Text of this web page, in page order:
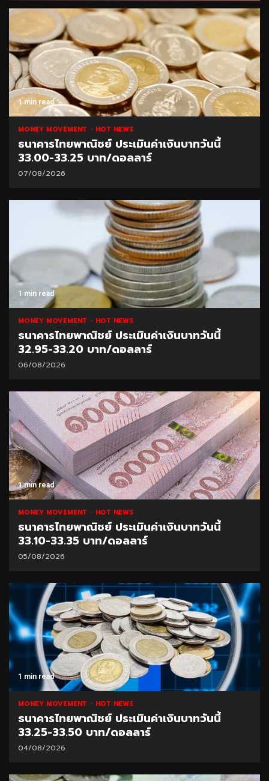
1 min read
MONEY MOVEMENT HOT NEWS
ธนาคารไทยพาณิชย์ ประเมินค่าเงินบาทวันนี้
33.00-33.25 บาท/ดอลลาร์
07/08/2026
1 min read
MONEY MOVEMENT HOT NEWS
ธนาคารไทยพาณิชย์ ประเมินค่าเงินบาทวันนี้
32.95-33.20 บาท/ดอลลาร์
06/08/2026
1 min read
MONEY MOVEMENT HOT NEWS
ธนาคารไทยพาณิชย์ ประเมินค่าเงินบาทวันนี้
33.10-33.35 บาท/ดอลลาร์
05/08/2026
1 min read
MONEY MOVEMENT HOT NEWS
ธนาคารไทยพาณิชย์ ประเมินค่าเงินบาทวันนี้
33.25-33.50 บาท/ดอลลาร์
04/08/2026